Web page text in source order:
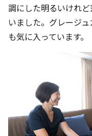
調にした明るいけれ
いました。グレージ
も気に入っています。